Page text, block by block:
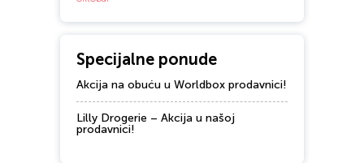
Specijalne ponude
Akcija na obuću u Worldbox prodavnici!
Lilly Drogerie – Akcija u našoj
prodavnici!